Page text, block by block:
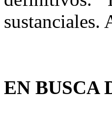
sustanciales.
EN BUSCA